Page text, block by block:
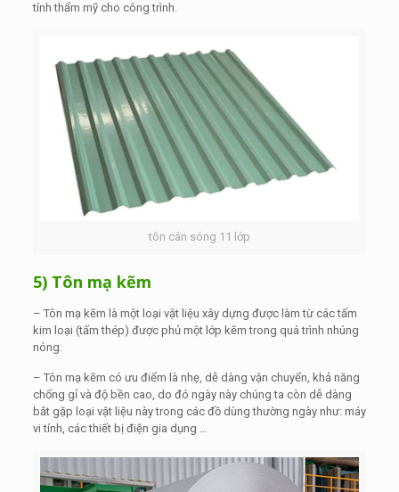
tính thẩm mỹ cho công trình.
tôn cán sóng 11 lớp
5) Tôn mạ kẽm
– Tôn mạ kẽm là một loại vật liệu xây dựng được làm từ các tấm
kim loại (tấm thép) được phủ một lớp kẽm trong quá trình nhúng
nóng.
– Tôn mạ kẽm có ưu điểm là nhẹ, dễ dàng vận chuyển, khả năng
chống gỉ và độ bền cao, do đó ngày này chúng ta còn dễ dàng
bắt gặp loại vật liệu này trong các đồ dùng thường ngày như: máy
vi tính, các thiết bị điện gia dụng …